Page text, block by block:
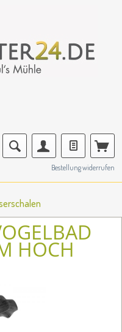
Bestellung widerrufen
HOCH